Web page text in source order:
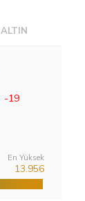
ALTIN
-19
En Yüksek
13.956